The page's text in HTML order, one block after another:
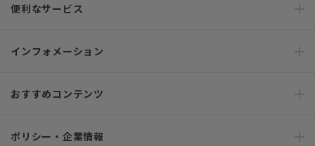
便利なサービス
インフォメーション
おすすめコンテンツ
ポリシー・企業情報